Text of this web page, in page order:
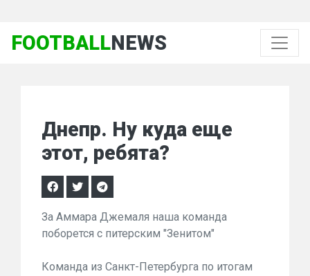
FOOTBALLNEWS
Днепр. Ну куда еще
этот, ребята?
За Аммара Джемаля наша команда
поборется с питерским "Зенитом"
Команда из Санкт-Петербурга по итогам